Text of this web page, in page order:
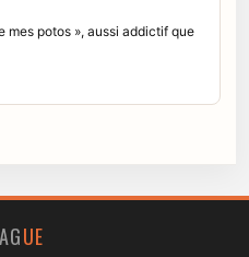
mes potos », aussi addictif que
UE